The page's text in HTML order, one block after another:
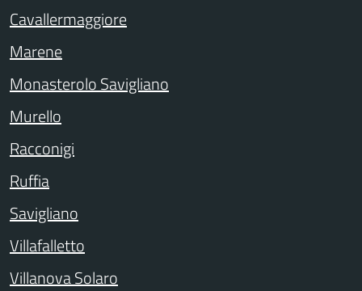
Cavallermaggiore
Marene
Monasterolo Savigliano
Murello
Racconigi
Ruffia
Savigliano
Villafalletto
Villanova Solaro